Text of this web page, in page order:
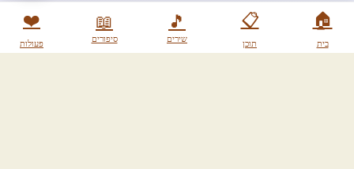
🏠
בית
📋
תוכן
🎵
שירים
📖
סיפורים
❤️
פעולות